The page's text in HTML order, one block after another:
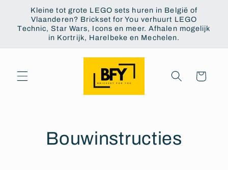
passer
contenu
Kleine tot grote LEGO sets huren in België of
Vlaanderen? Brickset for You verhuurt LEGO
Technic, Star Wars, Icons en meer. Afhalen mogelijk
in Kortrijk, Harelbeke en Mechelen.
Panier
Bouwinstructies